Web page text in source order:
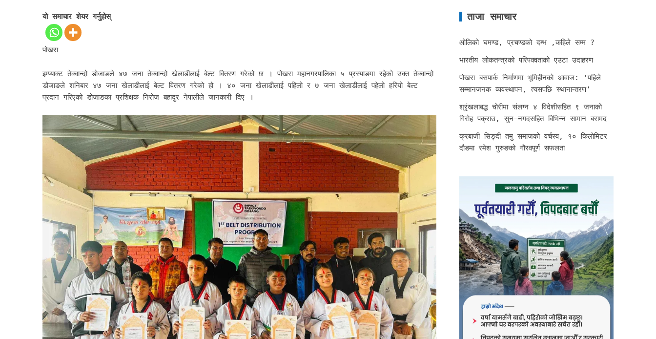
यो समाचार शेयर गर्नुहोस्
पोखरा
इम्प्याक्ट तेक्वान्दो डोजाङले ४७ जना तेक्वान्दो खेलाडीलाई बेल्ट वितरण गरेको छ । पोखरा महानगरपालिका ५ प्रस्याङमा रहेको उक्त तेक्वान्दो
डोजाङले शनिबार ४७ जना खेलाडीलाई बेल्ट वितरण गरेको हो । ४० जना खेलाडीलाई पहिलो र ७ जना खेलाडीलाई पहेलो हरियो बेल्ट
प्रदान गरिएको डोजाङका प्रशिक्षक निरोज बहादुर नेपालीले जानकारी दिए ।
ताजा समाचार
ओलिको घमण्ड, प्रचण्डको दम्भ ,कहिले सम्म ?
भारतीय लोकतन्त्रको परिपक्वताको एउटा उदाहरण
पोखरा बसपार्क निर्माणमा भूमिहीनको आवाज: ‘पहिले
सम्मानजनक व्यवस्थापन, त्यसपछि स्थानान्तरण’
श्रृंखलाबद्ध चोरीमा संलग्न ४ विदेशीसहित ९ जनाको
गिरोह पक्राउ, सुन–नगदसहित विभिन्न सामान बरामद
क्रबाजी सिङ्दी तमु समाजको वर्चस्व, १० किलोमिटर
दौडमा रमेश गुरुङको गौरवपूर्ण सफलता